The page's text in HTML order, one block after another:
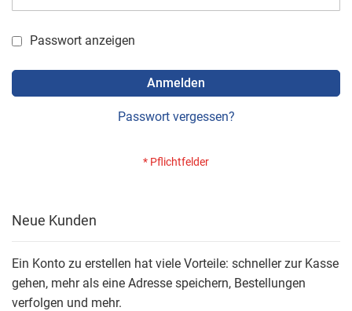
Passwort anzeigen
Anmelden
Passwort vergessen?
Neue Kunden
Ein Konto zu erstellen hat viele Vorteile: schneller zur Kasse
gehen, mehr als eine Adresse speichern, Bestellungen
verfolgen und mehr.